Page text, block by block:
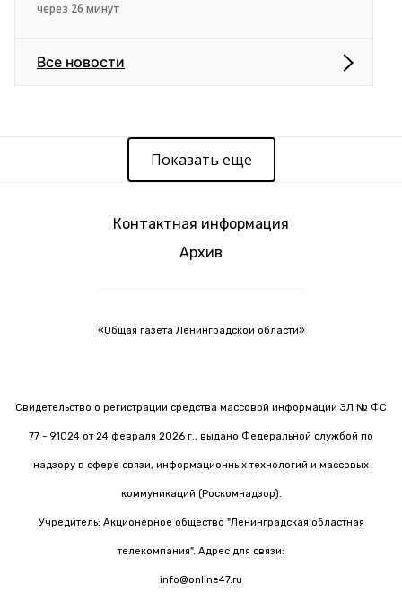
через 26 минут
Все новости
Показать еще
Контактная информация
Архив
«Общая газета Ленинградской области»
Свидетельство о регистрации средства массовой информации ЭЛ № ФС
77 - 91024 от 24 февраля 2026 г., выдано Федеральной службой по
надзору в сфере связи, информационных технологий и массовых
коммуникаций (Роскомнадзор).
Учредитель: Акционерное общество "Ленинградская областная
телекомпания". Адрес для связи:
info@online47.ru